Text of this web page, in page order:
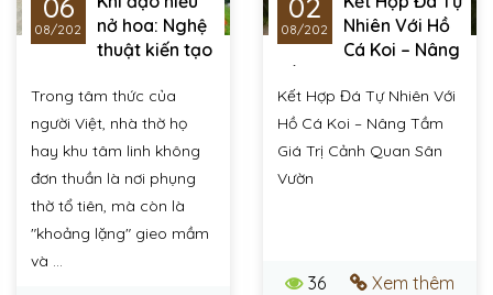
08/2026
nở hoa: Nghệ
thuật kiến tạo
cho Khu Tâm Linh &
Nhà Thờ Họ
Trong tâm thức của
người Việt, nhà thờ họ
hay khu tâm linh không
đơn thuần là nơi phụng
thờ tổ tiên, mà còn là
"khoảng lặng" gieo mầm
và ...
08/2026
Nhiên Với Hồ
Cá Koi – Nâng
Tầm Giá Trị Cảnh
Quan Sân Vườn
Kết Hợp Đá Tự Nhiên Với
Hồ Cá Koi – Nâng Tầm
Giá Trị Cảnh Quan Sân
Vườn
36 Xem thêm